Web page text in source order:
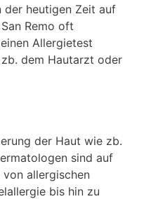
der heutigen Zeit auf
Remo oft
Allergietest
dem Hautarzt oder
der Haut wie zb.
sind auf
allergischen
bis hin zu